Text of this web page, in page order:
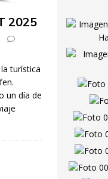
2025
turística
un día de